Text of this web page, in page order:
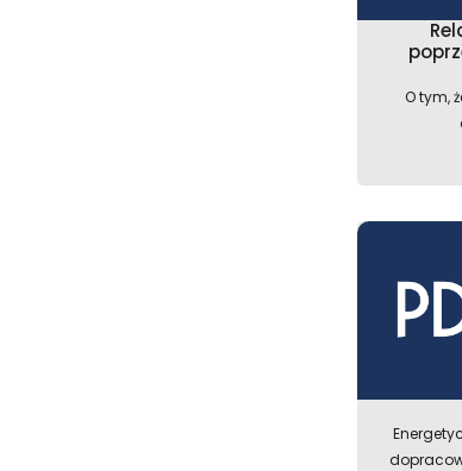
O tym,